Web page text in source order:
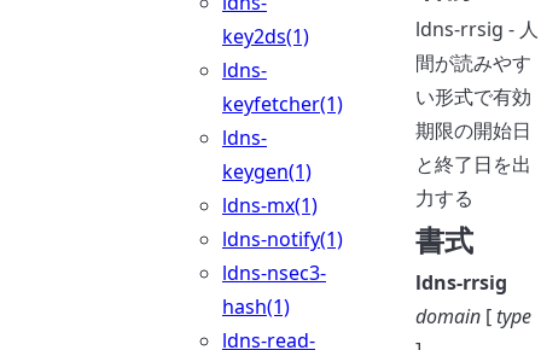
key2ds(1)
ldns-
keyfetcher(1)
ldns-
keygen(1)
ldns-mx(1)
ldns-notify(1)
ldns-nsec3-
hash(1)
ldns-read-
ldns-rrsig - 人
間が読みやす
い形式で有効
期限の開始日
と終了日を出
力する
書式
ldns-rrsig
domain [ type